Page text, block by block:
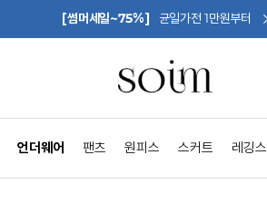
[썸머세일~75%] 균일가전 1만원부터
언더웨어 팬츠 원피스 스커트 레깅스